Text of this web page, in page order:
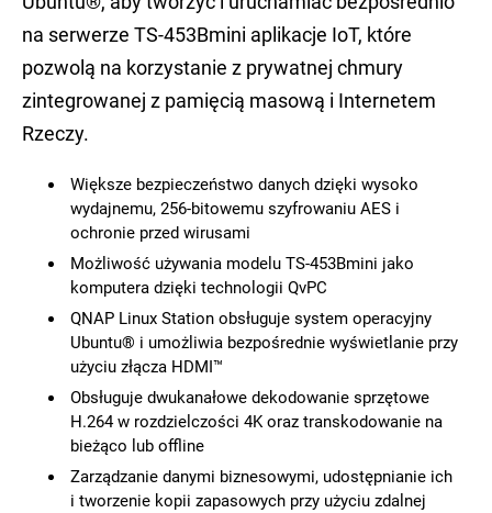
na serwerze TS-453Bmini aplikacje IoT, które
pozwolą na korzystanie z prywatnej chmury
zintegrowanej z pamięcią masową i Internetem
Rzeczy.
Większe bezpieczeństwo danych dzięki wysoko
wydajnemu, 256-bitowemu szyfrowaniu AES i
ochronie przed wirusami
Możliwość używania modelu TS-453Bmini jako
komputera dzięki technologii QvPC
QNAP Linux Station obsługuje system operacyjny
Ubuntu® i umożliwia bezpośrednie wyświetlanie przy
użyciu złącza HDMI™
Obsługuje dwukanałowe dekodowanie sprzętowe
H.264 w rozdzielczości 4K oraz transkodowanie na
bieżąco lub offline
Zarządzanie danymi biznesowymi, udostępnianie ich
i tworzenie kopii zapasowych przy użyciu zdalnej